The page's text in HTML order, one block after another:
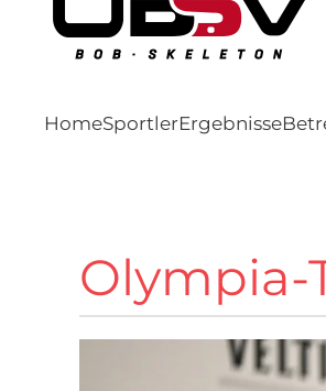
HomeSportlerErgebnisse
Olympia-